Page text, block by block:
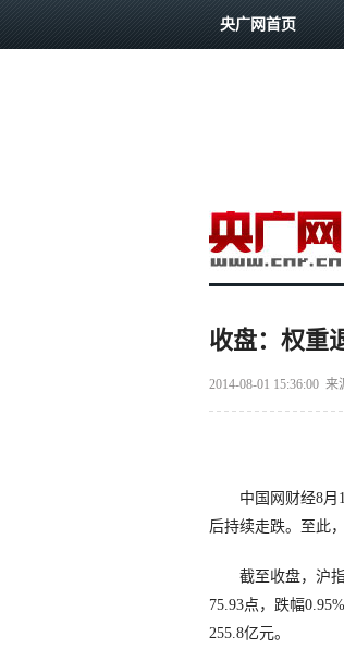
央广网首页
收盘：权重
2014-08-01 15:36:00 来
中国网财经8月1
后持续走跌。至此
截至收盘，沪指
75.93点，跌幅
255.8亿元。